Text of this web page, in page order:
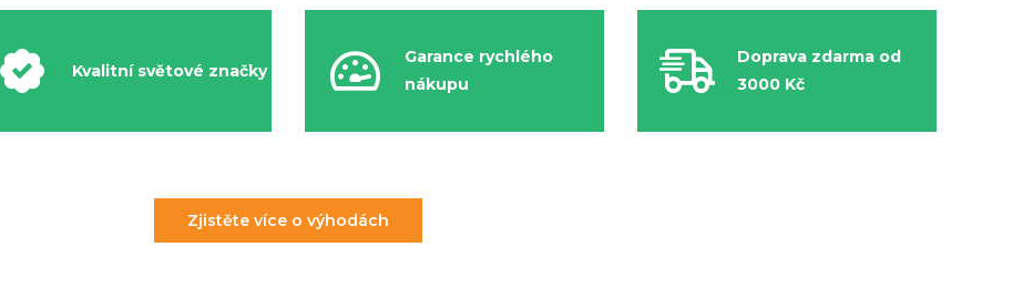
Kvalitní světové značky
Garance rychlého
nákupu
Doprava zdarma od
3000 Kč
Zjistěte více o výhodách